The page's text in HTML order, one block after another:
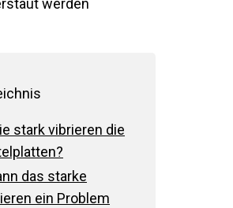
werden
stark vibrieren die
das starke
ein Problem